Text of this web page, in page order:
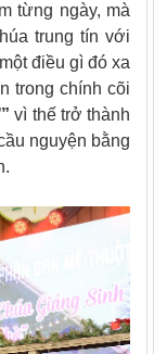
từng ngày, mà
trung tín với
điều gì đó xa
trong chính cõi
vì thế trở thành
nguyện bằng